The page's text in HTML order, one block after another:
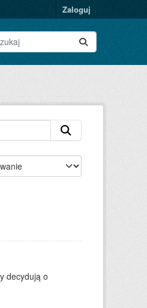
Zaloguj
decydują o